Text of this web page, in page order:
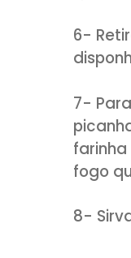
2-
3-
4-